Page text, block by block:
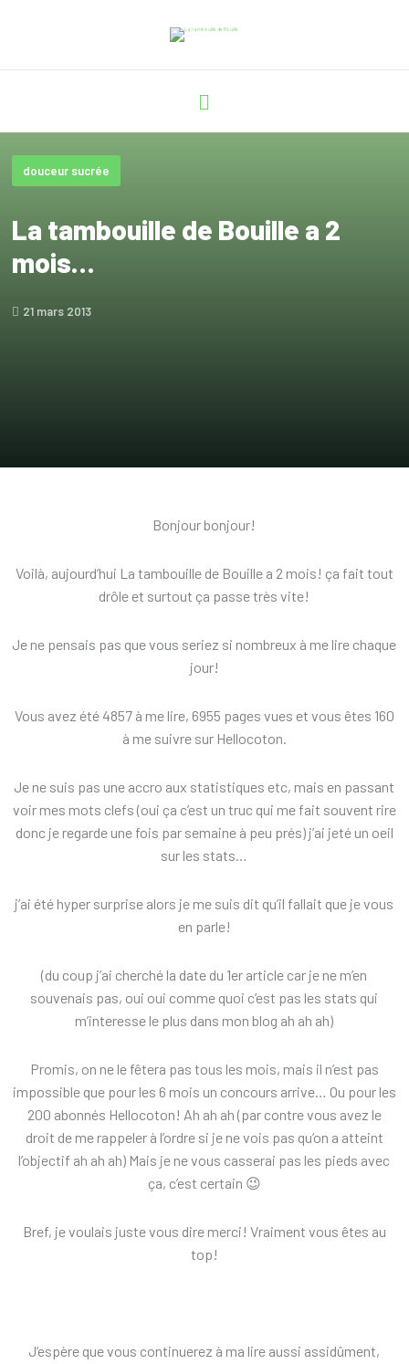
douceur sucrée
La tambouille de Bouille a 2
mois…
21 mars 2013
Bonjour bonjour!
Voilà, aujourd’hui La tambouille de Bouille a 2 mois! ça fait tout
drôle et surtout ça passe très vite!
Je ne pensais pas que vous seriez si nombreux à me lire chaque
jour!
Vous avez été 4857 à me lire, 6955 pages vues et vous êtes 160
à me suivre sur Hellocoton.
Je ne suis pas une accro aux statistiques etc, mais en passant
voir mes mots clefs (oui ça c’est un truc qui me fait souvent rire
donc je regarde une fois par semaine à peu prés) j’ai jeté un oeil
sur les stats…
j’ai été hyper surprise alors je me suis dit qu’il fallait que je vous
en parle!
(du coup j’ai cherché la date du 1er article car je ne m’en
souvenais pas, oui oui comme quoi c’est pas les stats qui
m’interesse le plus dans mon blog ah ah ah)
Promis, on ne le fêtera pas tous les mois, mais il n’est pas
impossible que pour les 6 mois un concours arrive… Ou pour les
200 abonnés Hellocoton! Ah ah ah (par contre vous avez le
droit de me rappeler à l’ordre si je ne vois pas qu’on a atteint
l’objectif ah ah ah) Mais je ne vous casserai pas les pieds avec
ça, c’est certain 😉
Bref, je voulais juste vous dire merci! Vraiment vous êtes au
top!
J’espère que vous continuerez à ma lire aussi assidûment,